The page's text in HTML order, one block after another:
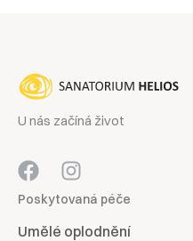
U nás začíná život
Poskytovaná péče
Umělé oplodnění